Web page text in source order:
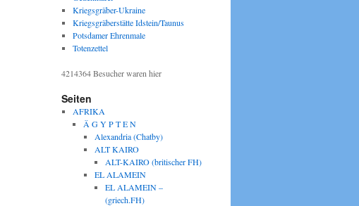
Kriegsgräber-Ukraine
Kriegsgräberstätte Idstein/Taunus
Potsdamer Ehrenmale
Totenzettel
4214364Besucher waren hier
Seiten
AFRIKA
Ä G Y P T E N
Alexandria (Chatby)
ALT KAIRO
ALT-KAIRO (britischer FH)
EL ALAMEIN
EL ALAMEIN –
(griech.FH)